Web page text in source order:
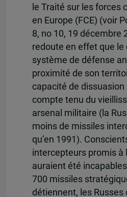
le Traité sur les forces
en Europe (FCE) (voir
8, no 10, 19 décembre
redoute en effet que le
système de défense
proximité de son
capacité de dissuasion
compte tenu du
arsenal militaire (la
moins de missiles
qu’en 1991).
intercepteurs promis à
auraient été
700 missiles
détiennent, les Russes